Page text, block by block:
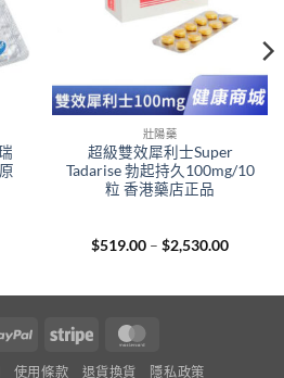
壯陽藥
超級雙效犀利士Super
Tadarise 勃起持久100mg/10
粒 香港藥店正品
$519.00 – $2,530.00Price
PayPal Stripe
使用條款 退貨換貨 隱私政策